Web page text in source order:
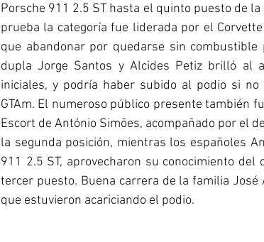
Porsche 911 2.5 ST hasta el quinto puesto de
prueba la categoría fue liderada por el
que abandonar por quedarse sin
dupla Jorge Santos y Alcides Petiz brilló al
iniciales, y podría haber subido al podio si
GTAm. El numeroso público presente también
Escort de António Simões, acompañado por el
la segunda posición, mientras los españoles
911 2.5 ST, aprovecharon su conocimiento
tercer puesto. Buena carrera de la familia
que estuvieron acariciando el podio.